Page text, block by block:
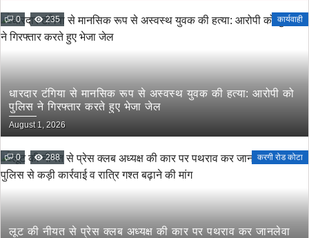
0 235 कार्यवाही
धारदार टंगिया से मानसिक रूप से अस्वस्थ युवक की हत्या: आरोपी को
पुलिस ने गिरफ्तार करते हुए भेजा जेल
August 1, 2026
0 288 करगी रोड कोटा
लूट की नीयत से प्रेस क्लब अध्यक्ष की कार पर पथराव कर जानलेवा